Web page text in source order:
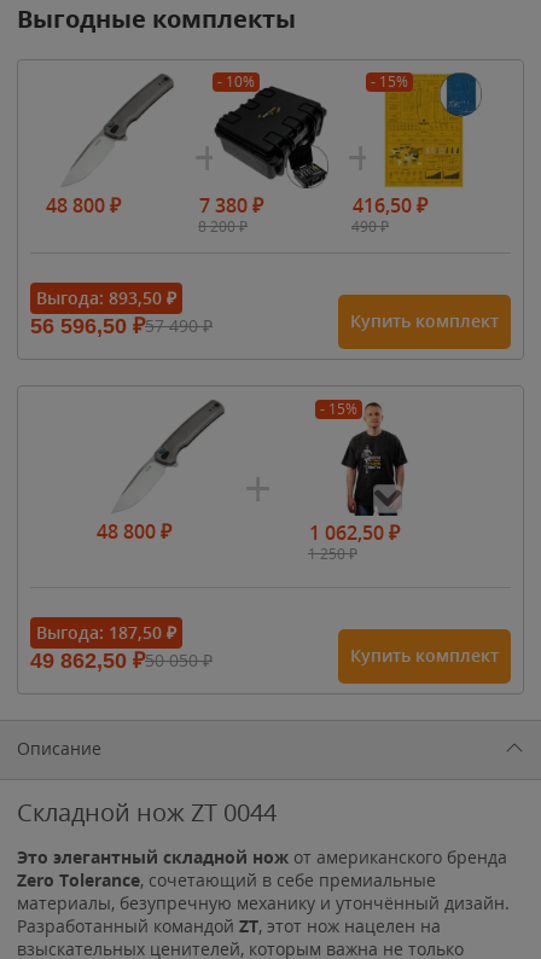
Выгодные комплекты
48 800₽
- 10%
7 380₽
8 200₽
- 15%
416,50₽
490₽
Выгода: 893,50 ₽
56 596,50 ₽57 490₽ Купить комплект
48 800₽
- 15%
1 062,50₽
1 250₽
1 615₽
1 900₽1 900₽
Выгода: 187,50 ₽
49 862,50 ₽50 050₽ Купить комплект
Описание
Складной нож ZT 0044
Это элегантный складной нож от американского бренда
Zero Tolerance, сочетающий в себе премиальные
материалы, безупречную механику и утончённый дизайн.
Разработанный командой ZT, этот нож нацелен на
взыскательных ценителей, которым важна не только